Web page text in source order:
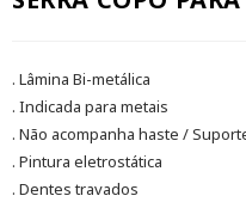
. Lâmina Bi-metálica
. Indicada para metais
. Não acompanha haste /
. Pintura eletrostática
. Dentes travados